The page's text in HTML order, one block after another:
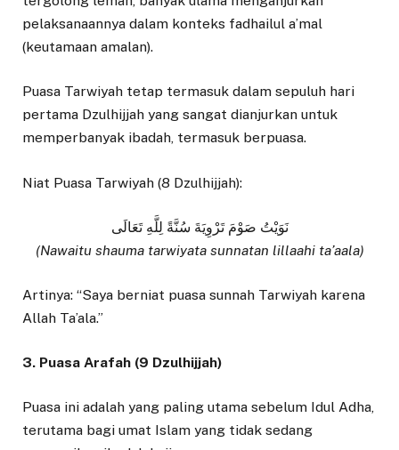
pelaksanaannya dalam konteks fadhailul a’mal
(keutamaan amalan).
Puasa Tarwiyah tetap termasuk dalam sepuluh hari
pertama Dzulhijjah yang sangat dianjurkan untuk
memperbanyak ibadah, termasuk berpuasa.
Niat Puasa Tarwiyah (8 Dzulhijjah):
نَوَيْتُ صَوْمَ تَرْوِيَةَ سُنَّةً لِلَّهِ تَعَالَى
(Nawaitu shauma tarwiyata sunnatan lillaahi ta’aala)
Artinya: “Saya berniat puasa sunnah Tarwiyah karena
Allah Ta’ala.”
3. Puasa Arafah (9 Dzulhijjah)
Puasa ini adalah yang paling utama sebelum Idul Adha,
terutama bagi umat Islam yang tidak sedang